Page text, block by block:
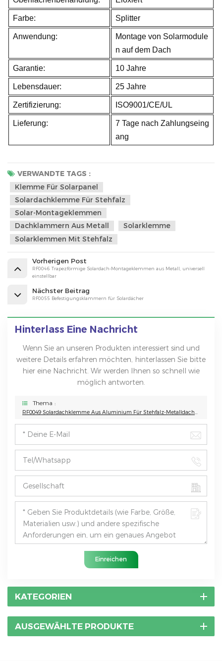
Farbe: Splitter
Anwendung:
Montage von Solarmodule
n auf dem Dach
Garantie: 10 Jahre
Lebensdauer: 25 Jahre
Zertifizierung: ISO9001/CE/UL
Lieferung:
7 Tage nach Zahlungseing
ang
VERWANDTE TAGS :
Klemme Für Solarpanel
Solardachklemme Für Stehfalz
Solar-Montageklemmen
Dachklammern Aus Metall
Solarklemme
Solarklemmen Mit Stehfalz
Vorherigen Post
RF0046 Trapezförmige Solardach-Montageklemmen aus Metall, universell
einstellbar
Nächster Beitrag
RF0055 Befestigungsklammern für Solardächer
Hinterlass Eine Nachricht
Wenn Sie an unseren Produkten interessiert sind und
weitere Details erfahren möchten, hinterlassen Sie bitte
hier eine Nachricht. Wir werden Ihnen so schnell wie
möglich antworten.
Thema :
RF0049 Solardachklemme Aus Aluminium Für Stehfalz-Metalldachmontage
Einreichen
KATEGORIEN
AUSGEWÄHLTE PRODUKTE